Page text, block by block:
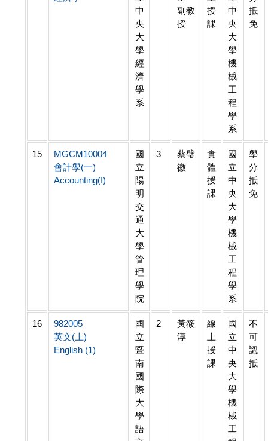
中
央
大
學
經
濟
學
系
副教
授
授
課
中
央
大
學
機
械
工
程
學
系
抵
免
15
MGCM10004
會計學(一)
Accounting(I)
國
立
陽
明
交
通
大
學
管
理
學
院
3
蔡璧
徽
實
體
授
課
國
立
中
央
大
學
機
械
工
程
學
系
學
分
抵
免
16
982005
英文(上)
English (1)
國
立
暨
南
國
際
大
學
語
2
黃筱
淳
線
上
授
課
國
立
中
央
大
學
機
械
工
不
可
認
抵